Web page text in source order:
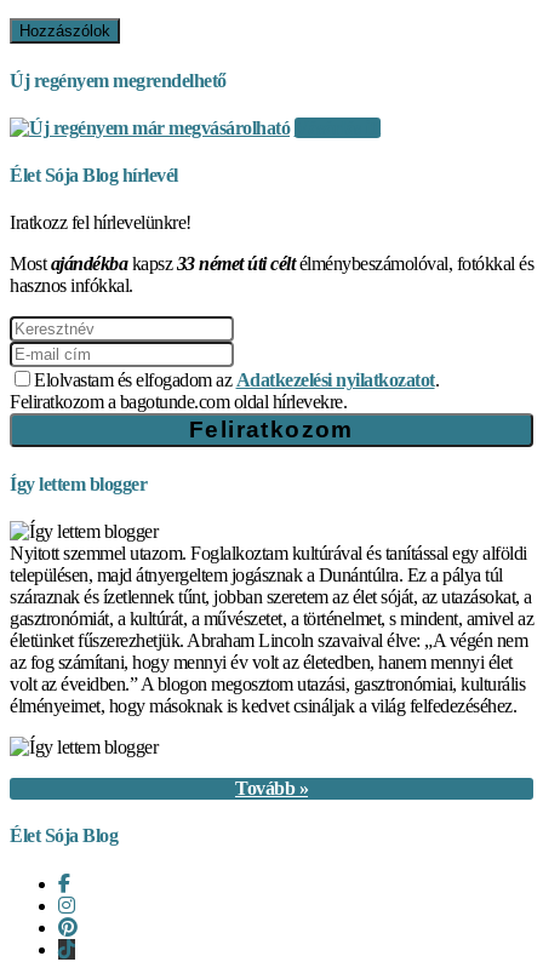
Új regényem megrendelhető
Élet Sója Blog hírlevél
Iratkozz fel hírlevelünkre!
Mostajándékbakapsz33 német úti céltélménybeszámolóval, fotókkal és
hasznos infókkal.
Elolvastam és elfogadom azAdatkezelési nyilatkozatot.
Feliratkozom a bagotunde.com oldal hírlevekre.
Így lettem blogger
Nyitott szemmel utazom. Foglalkoztam kultúrával és tanítással egy alföldi
településen, majd átnyergeltem jogásznak a Dunántúlra. Ez a pálya túl
száraznak és ízetlennek tűnt, jobban szeretem az élet sóját, az utazásokat, a
gasztronómiát, a kultúrát, a művészetet, a történelmet, s mindent, amivel az
életünket fűszerezhetjük. Abraham Lincoln szavaival élve: „A végén nem
az fog számítani, hogy mennyi év volt az életedben, hanem mennyi élet
volt az éveidben.” A blogon megosztom utazási, gasztronómiai, kulturális
élményeimet, hogy másoknak is kedvet csináljak a világ felfedezéséhez.
Tovább »
Élet Sója Blog